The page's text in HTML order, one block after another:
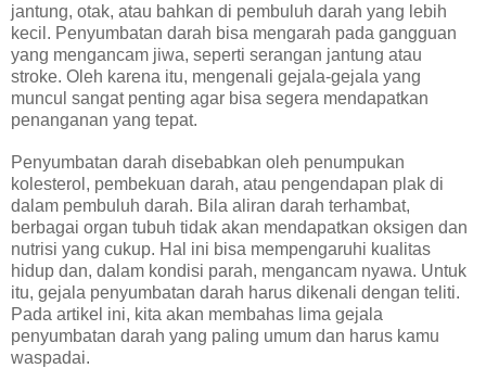
jantung, otak, atau bahkan di pembuluh darah yang lebih
kecil. Penyumbatan darah bisa mengarah pada gangguan
yang mengancam jiwa, seperti serangan jantung atau
stroke. Oleh karena itu, mengenali gejala-gejala yang
muncul sangat penting agar bisa segera mendapatkan
penanganan yang tepat.
Penyumbatan darah disebabkan oleh penumpukan
kolesterol, pembekuan darah, atau pengendapan plak di
dalam pembuluh darah. Bila aliran darah terhambat,
berbagai organ tubuh tidak akan mendapatkan oksigen dan
nutrisi yang cukup. Hal ini bisa mempengaruhi kualitas
hidup dan, dalam kondisi parah, mengancam nyawa. Untuk
itu, gejala penyumbatan darah harus dikenali dengan teliti.
Pada artikel ini, kita akan membahas lima gejala
penyumbatan darah yang paling umum dan harus kamu
waspadai.